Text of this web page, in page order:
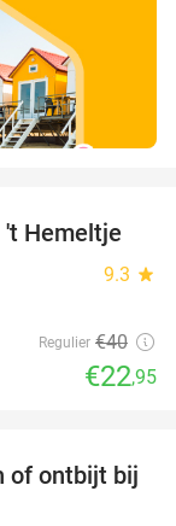
43%
't Hemeltje
9.3 star
Regulier €40
€22,95
35%
of ontbijt bij